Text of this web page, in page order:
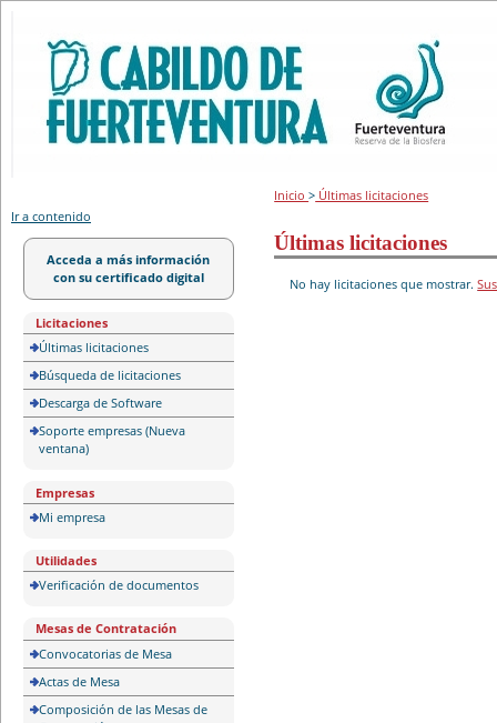
Ir a contenido
Acceda a más información
con su certificado digital
Licitaciones
Últimas licitaciones
Búsqueda de licitaciones
Descarga de Software
Soporte empresas (Nueva
ventana)
Empresas
Mi empresa
Utilidades
Verificación de documentos
Mesas de Contratación
Convocatorias de Mesa
Actas de Mesa
Composición de las Mesas de
Inicio> Últimas licitaciones
Últimas licitaciones
No hay licitaciones que mostrar.